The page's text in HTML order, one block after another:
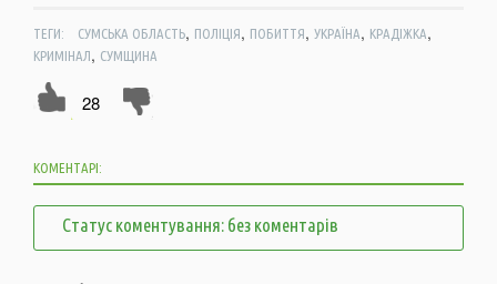
ТЕГИ: СУМСЬКА ОБЛАСТЬ, ПОЛІЦІЯ, ПОБИТТЯ, УКРАЇНА, КРАДІЖКА,
КРИМІНАЛ, СУМЩИНА
28
КОМЕНТАРІ:
Статус коментування: без коментарів